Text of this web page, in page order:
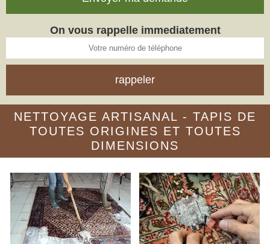
On vous rappelle immediatement
NETTOYAGE ARTISANAL - TAPIS DE
TOUTES ORIGINES ET TOUTES
DIMENSIONS